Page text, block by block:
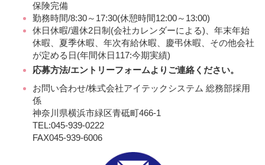
保険完備
勤務時間/8:30～17:30(休憩時間12:00～13:00)
休日休暇/週休2日制(会社カレンダーによる)、年末年始
休暇、夏季休暇、年次有給休暇、慶弔休暇、その他会社
が定める日(年間休日117:今期実績)
応募方法/エントリーフォームよりご連絡ください。
お問い合わせ/株式会社アイテックシステム 総務部採用
係
神奈川県横浜市緑区青砥町466-1
TEL:045-939-0222
FAX045-939-6006